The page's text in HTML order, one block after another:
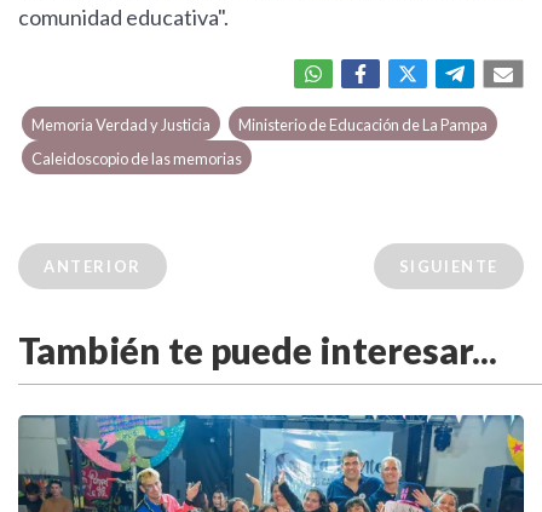
comunidad educativa".
Memoria Verdad y Justicia
Ministerio de Educación de La Pampa
Caleidoscopio de las memorias
ANTERIOR SIGUIENTE
También te puede interesar...